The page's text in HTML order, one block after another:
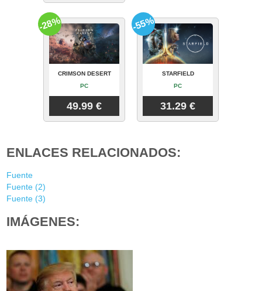
CRIMSON DESERT
PC
49.99 €
-28%
STARFIELD
PC
31.29 €
-55%
ENLACES RELACIONADOS:
Fuente
Fuente (2)
Fuente (3)
IMÁGENES: